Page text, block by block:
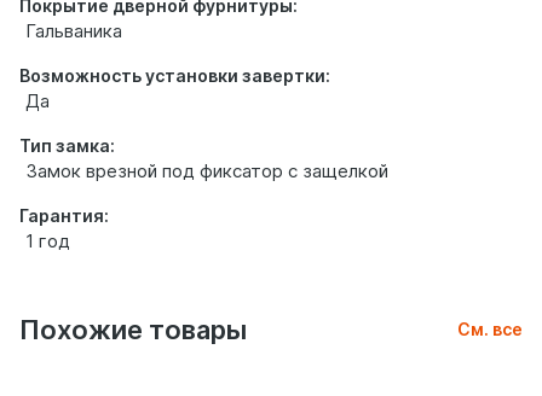
Покрытие дверной фурнитуры:
Гальваника
Возможность установки завертки:
Да
Тип замка:
Замок врезной под фиксатор с защелкой
Гарантия:
1 год
Похожие товары См. все